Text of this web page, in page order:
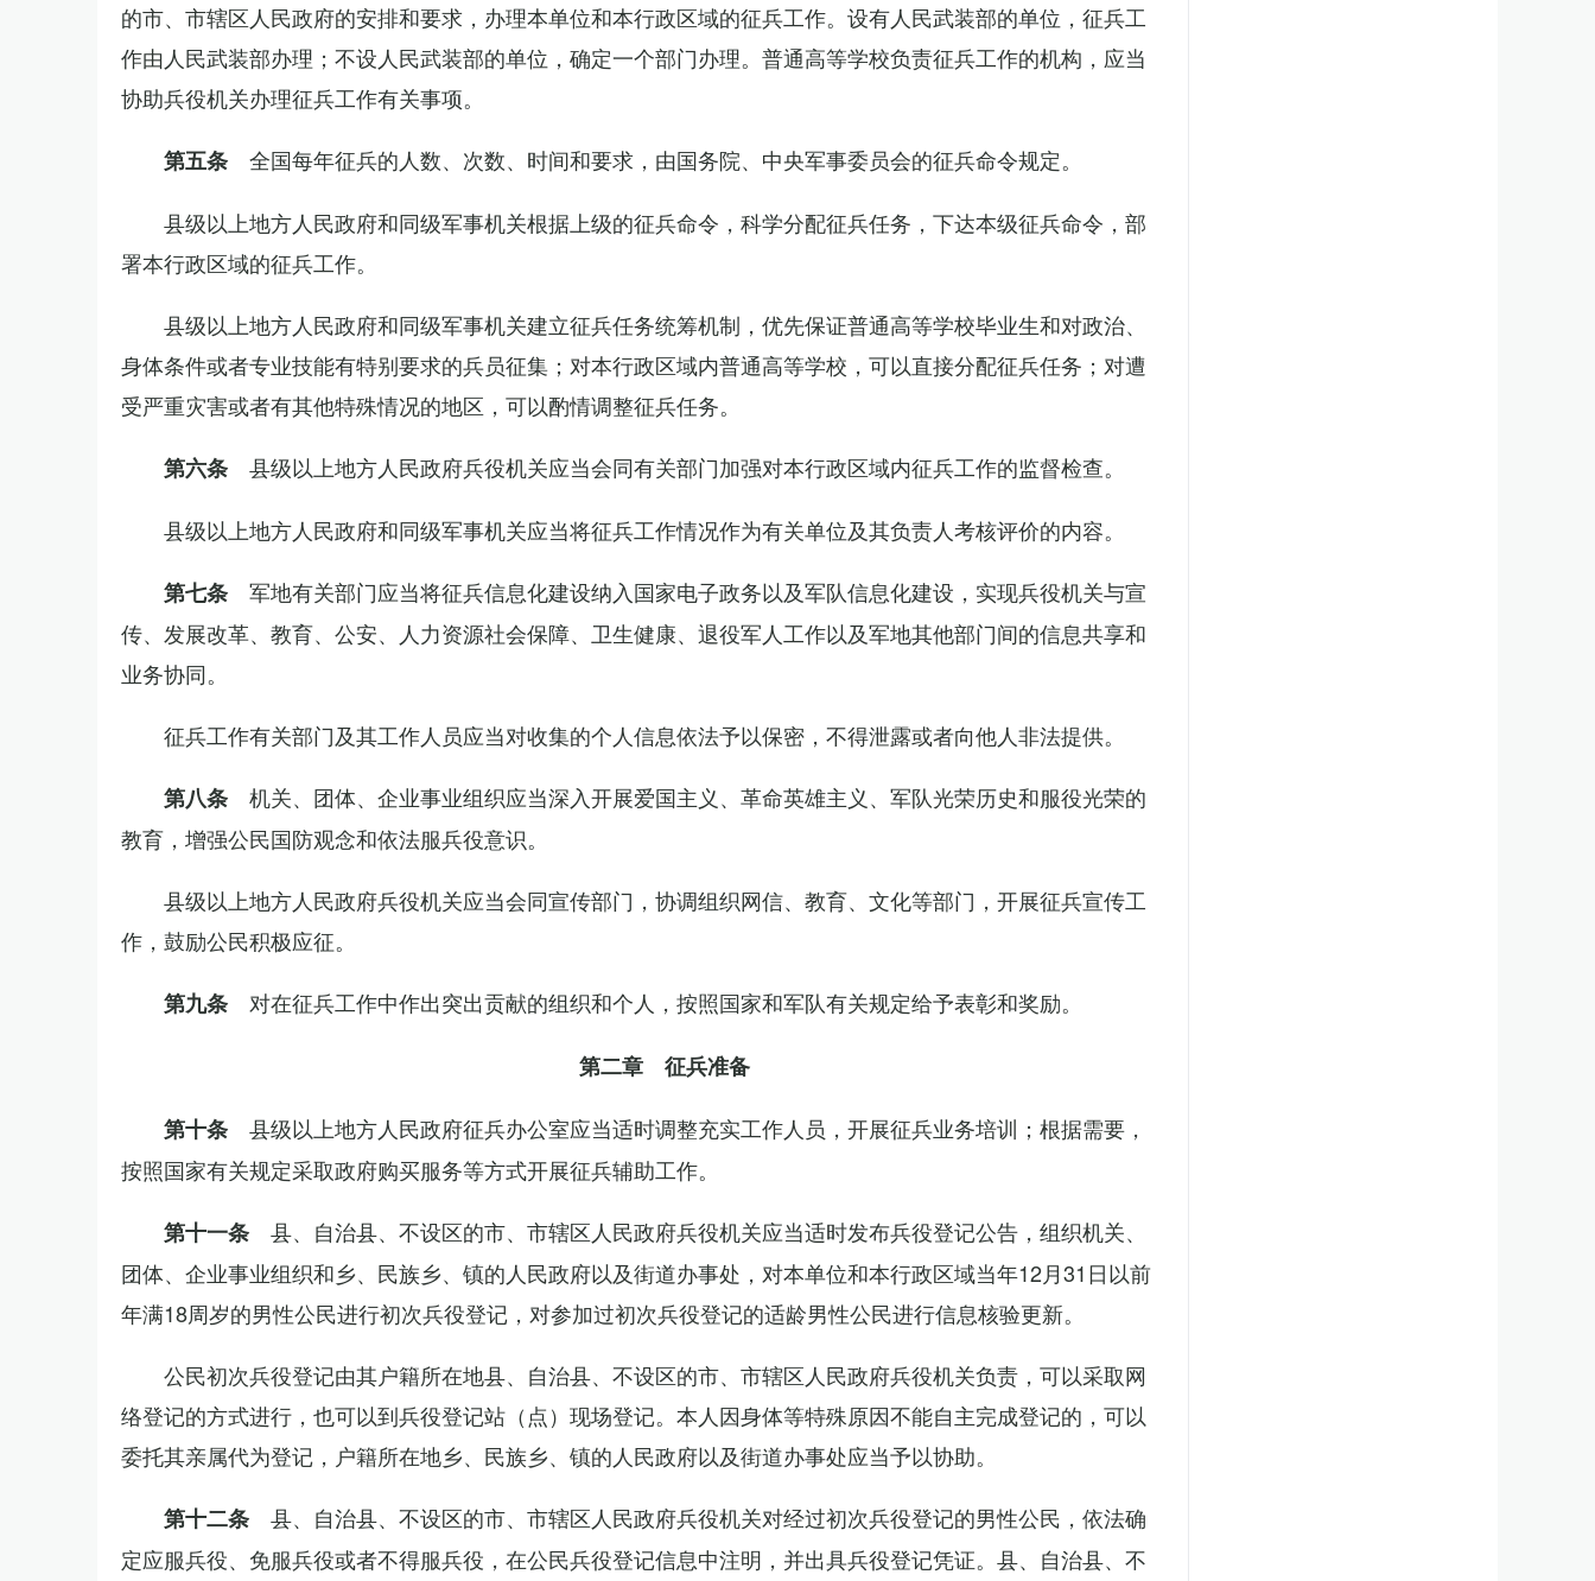
的市、市辖区人民政府的安排和要求，办理本单位和本行政区域的征兵工作。设有人民武装部的单位，征兵工
作由人民武装部办理；不设人民武装部的单位，确定一个部门办理。普通高等学校负责征兵工作的机构，应当
协助兵役机关办理征兵工作有关事项。
第五条 全国每年征兵的人数、次数、时间和要求，由国务院、中央军事委员会的征兵命令规定。
县级以上地方人民政府和同级军事机关根据上级的征兵命令，科学分配征兵任务，下达本级征兵命令，部
署本行政区域的征兵工作。
县级以上地方人民政府和同级军事机关建立征兵任务统筹机制，优先保证普通高等学校毕业生和对政治、
身体条件或者专业技能有特别要求的兵员征集；对本行政区域内普通高等学校，可以直接分配征兵任务；对遭
受严重灾害或者有其他特殊情况的地区，可以酌情调整征兵任务。
第六条 县级以上地方人民政府兵役机关应当会同有关部门加强对本行政区域内征兵工作的监督检查。
县级以上地方人民政府和同级军事机关应当将征兵工作情况作为有关单位及其负责人考核评价的内容。
第七条 军地有关部门应当将征兵信息化建设纳入国家电子政务以及军队信息化建设，实现兵役机关与宣
传、发展改革、教育、公安、人力资源社会保障、卫生健康、退役军人工作以及军地其他部门间的信息共享和
业务协同。
征兵工作有关部门及其工作人员应当对收集的个人信息依法予以保密，不得泄露或者向他人非法提供。
第八条 机关、团体、企业事业组织应当深入开展爱国主义、革命英雄主义、军队光荣历史和服役光荣的
教育，增强公民国防观念和依法服兵役意识。
县级以上地方人民政府兵役机关应当会同宣传部门，协调组织网信、教育、文化等部门，开展征兵宣传工
作，鼓励公民积极应征。
第九条 对在征兵工作中作出突出贡献的组织和个人，按照国家和军队有关规定给予表彰和奖励。
第二章 征兵准备
第十条 县级以上地方人民政府征兵办公室应当适时调整充实工作人员，开展征兵业务培训；根据需要，
按照国家有关规定采取政府购买服务等方式开展征兵辅助工作。
第十一条 县、自治县、不设区的市、市辖区人民政府兵役机关应当适时发布兵役登记公告，组织机关、
团体、企业事业组织和乡、民族乡、镇的人民政府以及街道办事处，对本单位和本行政区域当年12月31日以前
年满18周岁的男性公民进行初次兵役登记，对参加过初次兵役登记的适龄男性公民进行信息核验更新。
公民初次兵役登记由其户籍所在地县、自治县、不设区的市、市辖区人民政府兵役机关负责，可以采取网
络登记的方式进行，也可以到兵役登记站（点）现场登记。本人因身体等特殊原因不能自主完成登记的，可以
委托其亲属代为登记，户籍所在地乡、民族乡、镇的人民政府以及街道办事处应当予以协助。
第十二条 县、自治县、不设区的市、市辖区人民政府兵役机关对经过初次兵役登记的男性公民，依法确
定应服兵役、免服兵役或者不得服兵役，在公民兵役登记信息中注明，并出具兵役登记凭证。县、自治县、不